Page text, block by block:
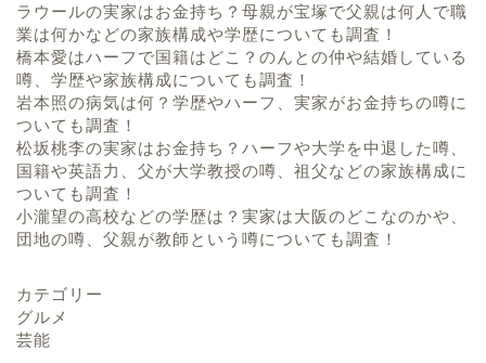
ラウールの実家はお金持ち？母親が宝塚で父親は何人で職
業は何かなどの家族構成や学歴についても調査！
橋本愛はハーフで国籍はどこ？のんとの仲や結婚している
噂、学歴や家族構成についても調査！
岩本照の病気は何？学歴やハーフ、実家がお金持ちの噂に
ついても調査！
松坂桃李の実家はお金持ち？ハーフや大学を中退した噂、
国籍や英語力、父が大学教授の噂、祖父などの家族構成に
ついても調査！
小瀧望の高校などの学歴は？実家は大阪のどこなのかや、
団地の噂、父親が教師という噂についても調査！
カテゴリー
グルメ
芸能